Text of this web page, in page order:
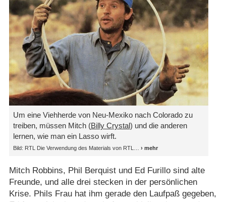
Um eine Viehherde von Neu-Mexiko nach Colorado zu
treiben, müssen Mitch (Billy Crystal) und die anderen
lernen, wie man ein Lasso wirft.
Bild: RTL Die Verwendung des Materials von RTL
Mitch Robbins, Phil Berquist und Ed Furillo sind alte
Freunde, und alle drei stecken in der persönlichen
Krise. Phils Frau hat ihm gerade den Laufpaß gegeben,